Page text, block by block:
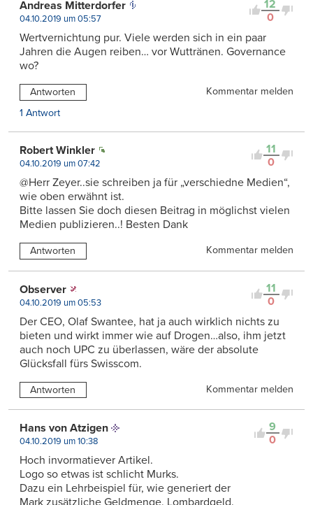
12
0
Andreas Mitterdorfer
04.10.2019 um 05:57
Wertvernichtung pur. Viele werden sich in ein paar
Jahren die Augen reiben… vor Wuttränen. Governance
wo?
Antworten
Kommentar melden
1 Antwort
11
0
Robert Winkler
04.10.2019 um 07:42
@Herr Zeyer..sie schreiben ja für „verschiedne Medien“,
wie oben erwähnt ist.
Bitte lassen Sie doch diesen Beitrag in möglichst vielen
Medien publizieren..! Besten Dank
Antworten Kommentar melden
11
0
Observer
04.10.2019 um 05:53
Der CEO, Olaf Swantee, hat ja auch wirklich nichts zu
bieten und wirkt immer wie auf Drogen…also, ihm jetzt
auch noch UPC zu überlassen, wäre der absolute
Glücksfall fürs Swisscom.
Antworten Kommentar melden
9
0
Hans von Atzigen
04.10.2019 um 10:38
Hoch invormatiever Artikel.
Logo so etwas ist schlicht Murks.
Dazu ein Lehrbeispiel für, wie generiert der